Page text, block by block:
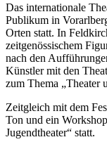
Das internationale
Publikum in
Orten statt. In
zeitgenössischem
nach den
Künstler mit den
zum Thema „Theater
Zeitgleich mit dem
Ton und ein
Jugendtheater“ statt.